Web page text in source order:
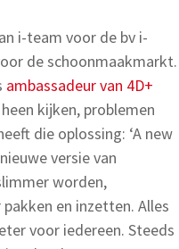
i-team voor de bv i-
de schoonmaakmarkt.
ambassadeur van 4D+
kijken, problemen
die oplossing: ‘A new
versie van
worden,
en inzetten. Alles
voor iedereen. Steeds